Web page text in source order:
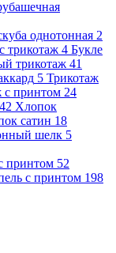
однотонная 2
трикотаж 4 Букле
трикотаж 41
5 Трикотаж
с принтом 24
42 Хлопок
сатин 18
шелк 5
принтом 52
с принтом 198